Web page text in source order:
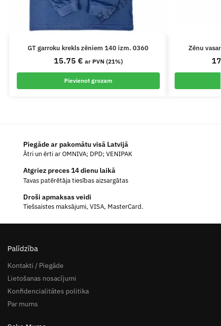
GT garroku krekls zēniem 140 izm. 0360
15.75 € ar PVN (21%)
Pievienot grozam
Zēnu
Piegāde ar pakomātu visā Latvijā
Ātri un ērti ar OMNIVA; DPD; VENIPAK
Atgriez preces 14 dienu laikā
Tavas patērētāja tiesības aizsargātas
Droši apmaksas veidi
Tiešsaistes maksājumi, VISA, MasterCard.
Palīdzība
Kontakti / Piegāde
Lietošanas nosacījumi
Konfidencialitātes politika
Par mums